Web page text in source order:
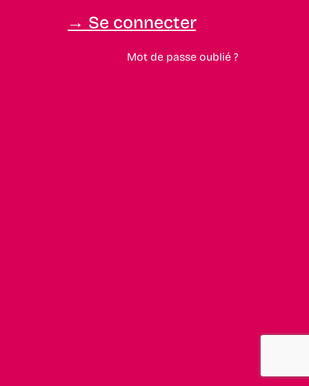
Mot de passe oublié ?